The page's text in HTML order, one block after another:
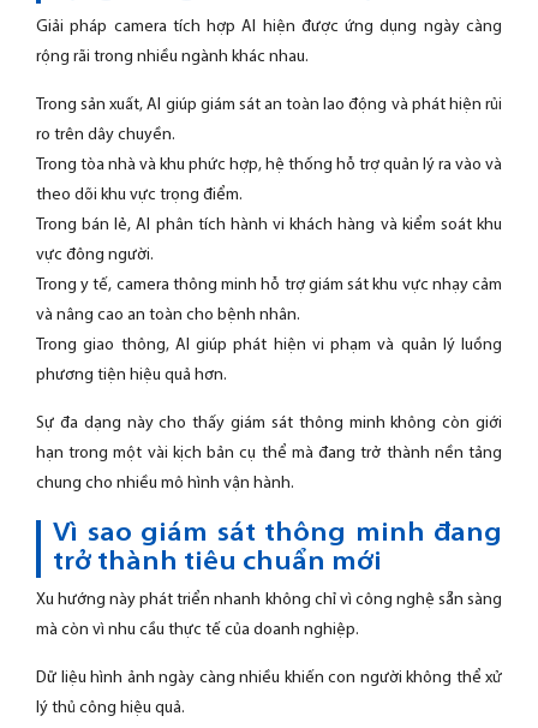
Giải pháp camera tích hợp AI hiện được ứng dụng ngày càng
rộng rãi trong nhiều ngành khác nhau.
Trong sản xuất, AI giúp giám sát an toàn lao động và phát hiện rủi
ro trên dây chuyền.
Trong tòa nhà và khu phức hợp, hệ thống hỗ trợ quản lý ra vào và
theo dõi khu vực trọng điểm.
Trong bán lẻ, AI phân tích hành vi khách hàng và kiểm soát khu
vực đông người.
Trong y tế, camera thông minh hỗ trợ giám sát khu vực nhạy cảm
và nâng cao an toàn cho bệnh nhân.
Trong giao thông, AI giúp phát hiện vi phạm và quản lý luồng
phương tiện hiệu quả hơn.
Sự đa dạng này cho thấy giám sát thông minh không còn giới
hạn trong một vài kịch bản cụ thể mà đang trở thành nền tảng
chung cho nhiều mô hình vận hành.
Vì sao giám sát thông minh đang
trở thành tiêu chuẩn mới
Xu hướng này phát triển nhanh không chỉ vì công nghệ sẵn sàng
mà còn vì nhu cầu thực tế của doanh nghiệp.
Dữ liệu hình ảnh ngày càng nhiều khiến con người không thể xử
lý thủ công hiệu quả.